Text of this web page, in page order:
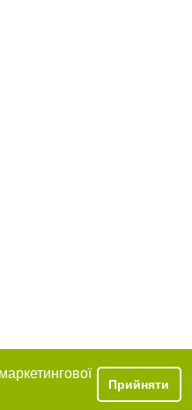
Прийняти